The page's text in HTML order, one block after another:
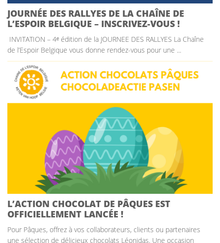
JOURNÉE DES RALLYES DE LA CHAÎNE DE
L’ESPOIR BELGIQUE – INSCRIVEZ-VOUS !
INVITATION – 4ᵉ édition de la JOURNEE DES RALLYES La Chaîne
de l’Espoir Belgique vous donne rendez-vous pour une ...
L’ACTION CHOCOLAT DE PÂQUES EST
OFFICIELLEMENT LANCÉE !
Pour Pâques, offrez à vos collaborateurs, clients ou partenaires
une sélection de délicieux chocolats Léonidas. Une occasion